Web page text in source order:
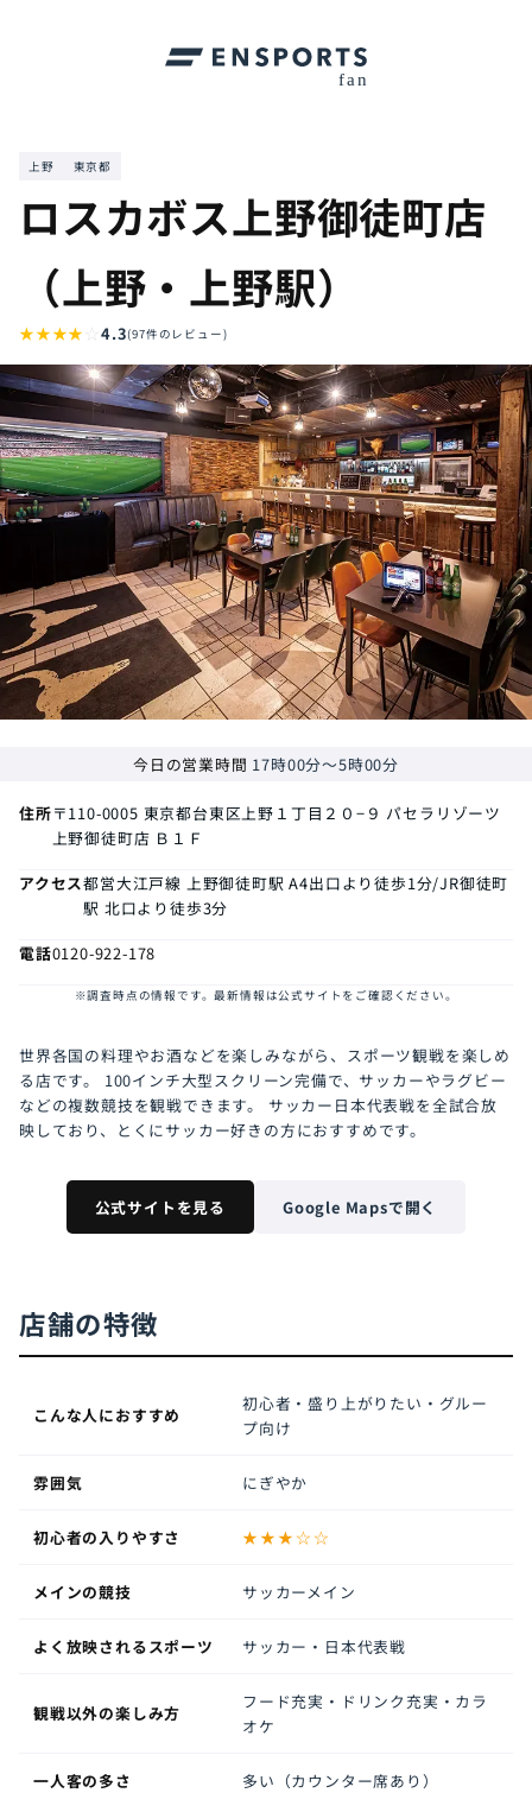
上野 東京都
ロスカボス上野御徒町店
（上野・上野駅）
★★★★ ☆4.3(97件のレビュー)
今日の営業時間 17時00分～5時00分
住所〒110-0005 東京都台東区上野１丁目２０−９ パセラリゾーツ
上野御徒町店 Ｂ１Ｆ
アクセス都営大江戸線 上野御徒町駅 A4出口より徒歩1分/JR御徒町
駅 北口より徒歩3分
電話0120-922-178
※調査時点の情報です。最新情報は公式サイトをご確認ください。
世界各国の料理やお酒などを楽しみながら、スポーツ観戦を楽しめ
る店です。 100インチ大型スクリーン完備で、サッカーやラグビー
などの複数競技を観戦できます。 サッカー日本代表戦を全試合放
映しており、とくにサッカー好きの方におすすめです。
公式サイトを見る Google Mapsで開く
店舗の特徴
こんな人におすすめ
初心者・盛り上がりたい・グルー
プ向け
雰囲気 にぎやか
初心者の入りやすさ ★★★☆☆
メインの競技 サッカーメイン
よく放映されるスポーツ サッカー・日本代表戦
観戦以外の楽しみ方
フード充実・ドリンク充実・カラ
オケ
一人客の多さ 多い（カウンター席あり）